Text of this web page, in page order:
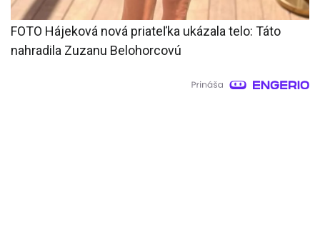
FOTO Hájeková nová priateľka ukázala telo: Táto
nahradila Zuzanu Belohorcovú